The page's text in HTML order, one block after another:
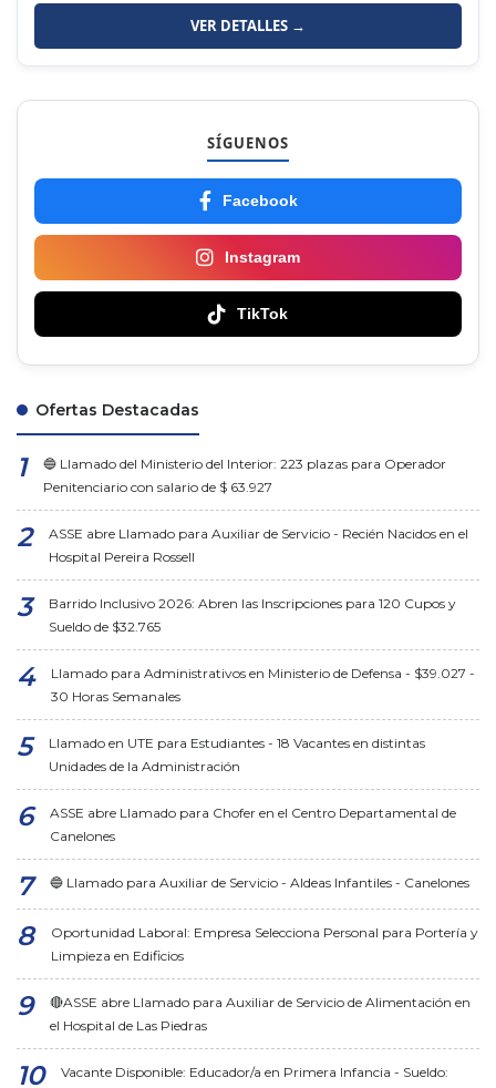
VER DETALLES →
SÍGUENOS
Facebook
Instagram
TikTok
Ofertas Destacadas
🔵 Llamado del Ministerio del Interior: 223 plazas para Operador
Penitenciario con salario de $ 63.927
ASSE abre Llamado para Auxiliar de Servicio - Recién Nacidos en el
Hospital Pereira Rossell
Barrido Inclusivo 2026: Abren las Inscripciones para 120 Cupos y
Sueldo de $32.765
Llamado para Administrativos en Ministerio de Defensa - $39.027 -
30 Horas Semanales
Llamado en UTE para Estudiantes - 18 Vacantes en distintas
Unidades de la Administración
ASSE abre Llamado para Chofer en el Centro Departamental de
Canelones
🔵 Llamado para Auxiliar de Servicio - Aldeas Infantiles - Canelones
Oportunidad Laboral: Empresa Selecciona Personal para Portería y
Limpieza en Edificios
🔴ASSE abre Llamado para Auxiliar de Servicio de Alimentación en
el Hospital de Las Piedras
Vacante Disponible: Educador/a en Primera Infancia - Sueldo: